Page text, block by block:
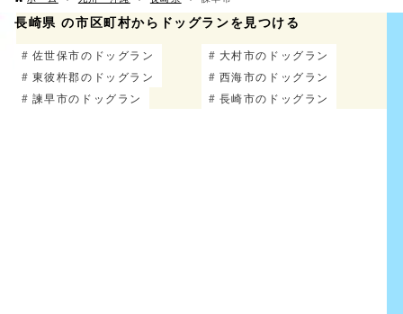
長崎県 の市区町村からドッグランを見つける
佐世保市のドッグラン
大村市のドッグラン
東彼杵郡のドッグラン
西海市のドッグラン
諫早市のドッグラン
長崎市のドッグラン